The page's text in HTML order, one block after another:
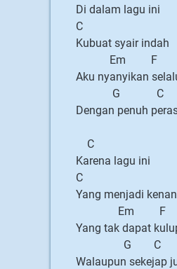
Di dalam lagu ini
C
Kubuat syair indah
Em F
Aku nyanyikan
G C
Dengan penuh
C
Karena lagu ini
C
Yang menjadi
Em F
Yang tak dapat
G C
Walaupun sekejap